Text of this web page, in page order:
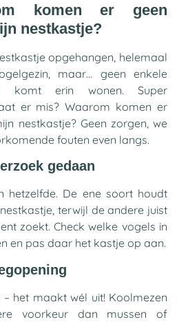
komen er geen
nestkastje?
opgehangen, helemaal
maar… geen enkele
komt erin wonen. Super
er mis? Waarom komen er
nestkastje? Geen zorgen, we
fouten even langs.
gedaan
hetzelfde. De ene soort houdt
terwijl de andere juist
zoekt. Check welke vogels in
en pas daar het kastje op aan.
het maakt wél uit! Koolmezen
voorkeur dan mussen of